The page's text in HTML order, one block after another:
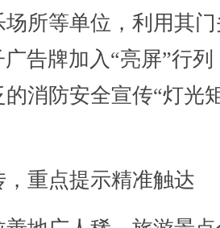
场所等单位，利用其
告牌加入“亮屏”行列
消防安全宣传“灯光
重点提示精准触达